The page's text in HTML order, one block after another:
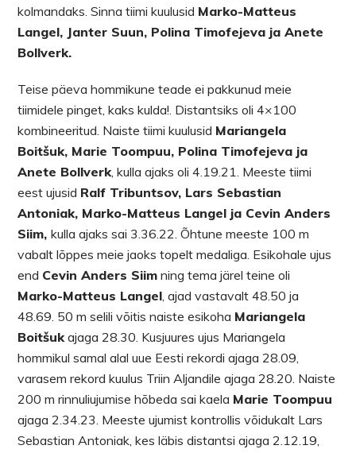
kolmandaks. Sinna tiimi kuulusid Marko-Matteus
Langel, Janter Suun, Polina Timofejeva ja Anete
Bollverk.
Teise päeva hommikune teade ei pakkunud meie
tiimidele pinget, kaks kulda!. Distantsiks oli 4×100
kombineeritud. Naiste tiimi kuulusid Mariangela
Boitšuk, Marie Toompuu, Polina Timofejeva ja
Anete Bollverk, kulla ajaks oli 4.19.21. Meeste tiimi
eest ujusid Ralf Tribuntsov, Lars Sebastian
Antoniak, Marko-Matteus Langel ja Cevin Anders
Siim,kulla ajaks sai 3.36.22. Õhtune meeste 100 m
vabalt lõppes meie jaoks topelt medaliga. Esikohale ujus
end Cevin Anders Siim ning tema järel teine oli
Marko-Matteus Langel, ajad vastavalt 48.50 ja
48.69. 50 m selili võitis naiste esikoha Mariangela
Boitšukajaga 28.30. Kusjuures ujus Mariangela
hommikul samal alal uue Eesti rekordi ajaga 28.09,
varasem rekord kuulus Triin Aljandile ajaga 28.20. Naiste
200 m rinnuliujumise hõbeda sai kaela Marie Toompuu
ajaga 2.34.23. Meeste ujumist kontrollis võidukalt Lars
Sebastian Antoniak, kes läbis distantsi ajaga 2.12.19,